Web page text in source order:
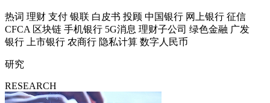
热词 理财 支付 银联 白皮书 投顾 中国银行 网上银行 征信
CFCA 区块链 手机银行 5G消息 理财子公司 绿色金融 广发
银行
上市银行 农商行 隐私计算 数字人民币
研究
RESEARCH